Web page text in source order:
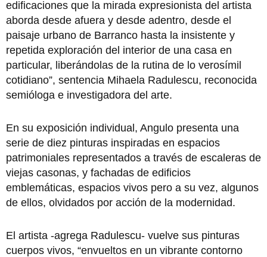
edificaciones que la mirada expresionista del artista
aborda desde afuera y desde adentro, desde el
paisaje urbano de Barranco hasta la insistente y
repetida exploración del interior de una casa en
particular, liberándolas de la rutina de lo verosímil
cotidiano”, sentencia Mihaela Radulescu, reconocida
semióloga e investigadora del arte.
En su exposición individual, Angulo presenta una
serie de diez pinturas inspiradas en espacios
patrimoniales representados a través de escaleras de
viejas casonas, y fachadas de edificios
emblemáticas, espacios vivos pero a su vez, algunos
de ellos, olvidados por acción de la modernidad.
El artista -agrega Radulescu- vuelve sus pinturas
cuerpos vivos, “envueltos en un vibrante contorno